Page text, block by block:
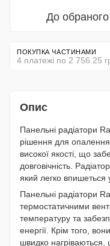
До обраного
ПОКУПКА ЧАСТИНАМИ
4 платежі по 2 756.25
Опис
Панельні радіатори
рішення для опалення
високої якості, що
довговічність.
який легко впишеться
Панельні радіатори
термостатичними
температуру та
енергії. Крім того,
швидко